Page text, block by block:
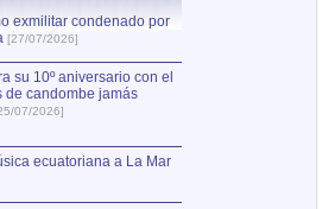
exmilitar condenado por
[27/07/2026]
su 10º aniversario con el
de candombe jamás
07/2026]
ecuatoriana a La Mar